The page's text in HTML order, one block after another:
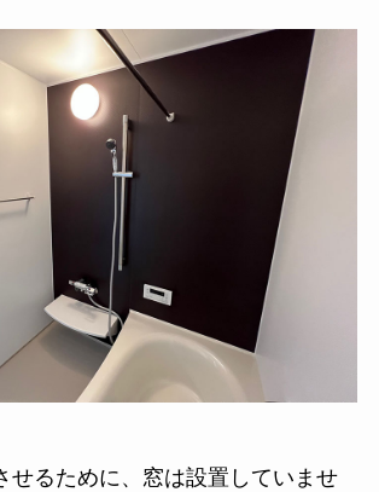
せるために、窓は設置していませ